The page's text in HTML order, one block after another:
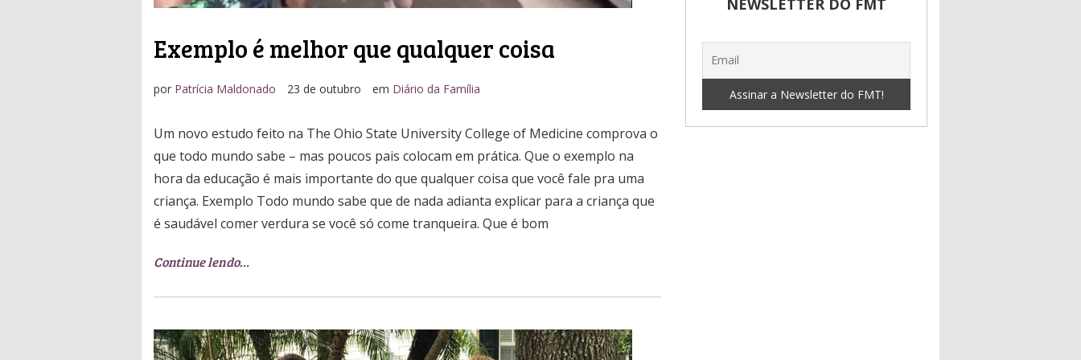
Exemplo é melhor que qualquer coisa
por Patrícia Maldonado 23 de outubro em Diário da Família
Um novo estudo feito na The Ohio State University College of Medicine comprova o
que todo mundo sabe – mas poucos pais colocam em prática. Que o exemplo na
hora da educação é mais importante do que qualquer coisa que você fale pra uma
criança. Exemplo Todo mundo sabe que de nada adianta explicar para a criança que
é saudável comer verdura se você só come tranqueira. Que é bom
Continue lendo…